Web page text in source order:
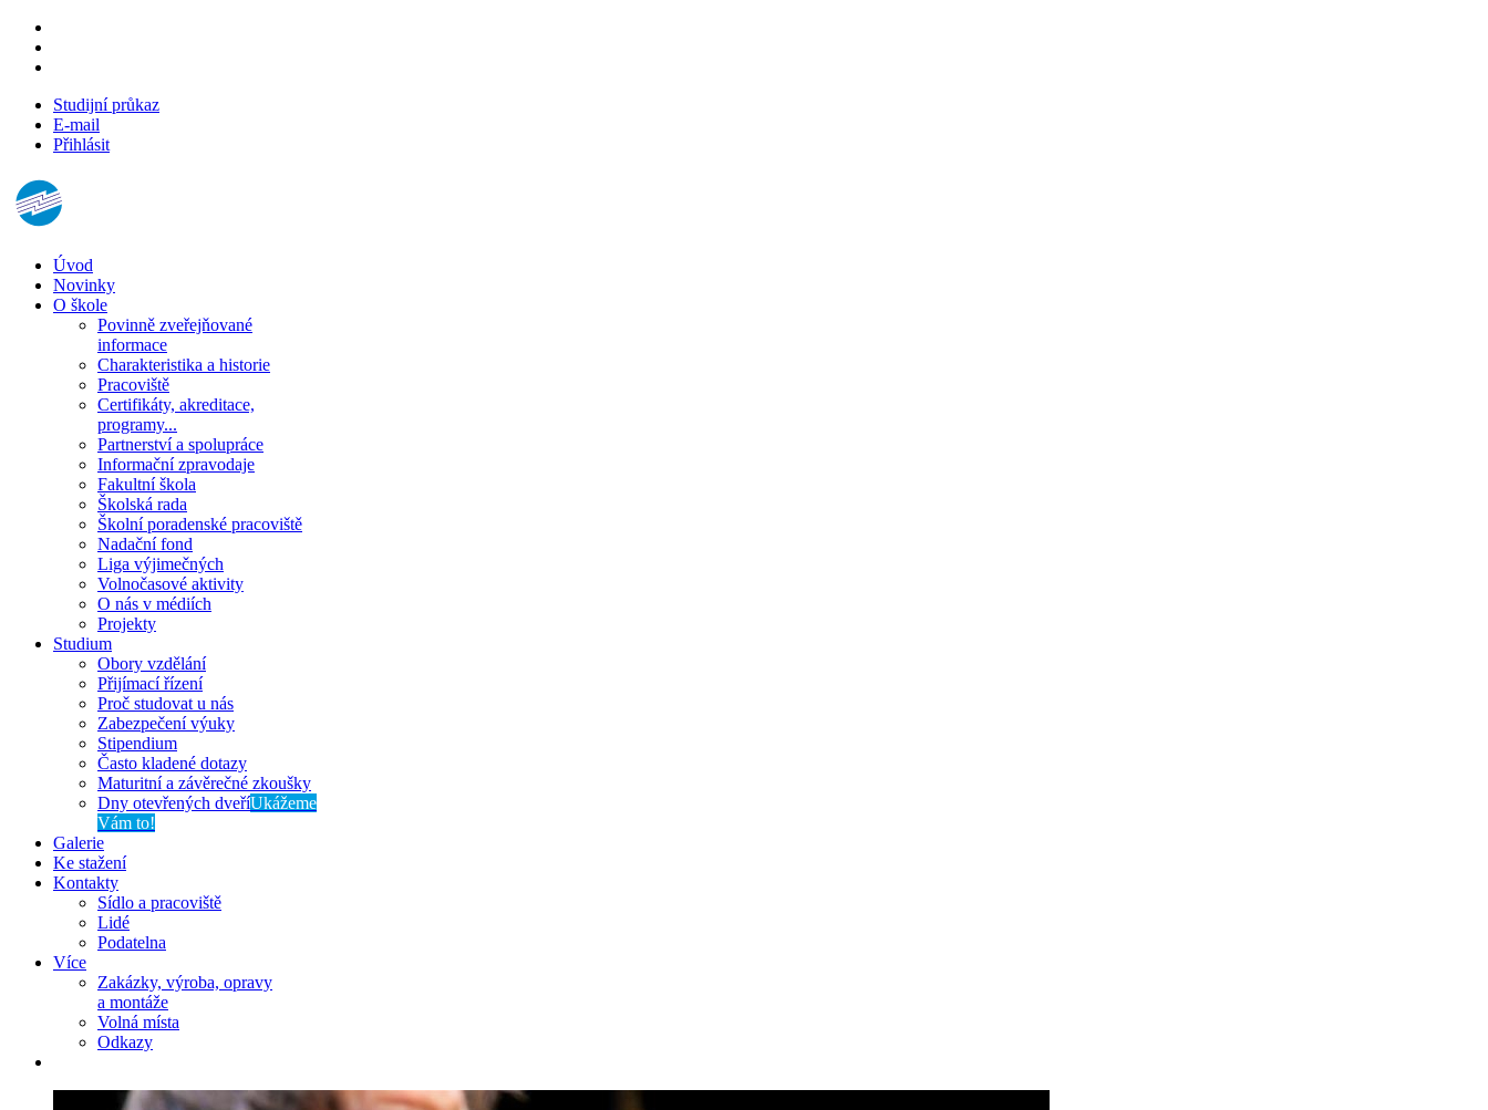
Studijní průkaz
E-mail
Přihlásit
Úvod
Novinky
O škole
Povinně zveřejňované
informace
Charakteristika a historie
Pracoviště
Certifikáty, akreditace,
programy...
Partnerství a spolupráce
Informační zpravodaje
Fakultní škola
Školská rada
Školní poradenské pracoviště
Nadační fond
Liga výjimečných
Volnočasové aktivity
O nás v médiích
Projekty
Studium
Obory vzdělání
Přijímací řízení
Proč studovat u nás
Zabezpečení výuky
Stipendium
Často kladené dotazy
Maturitní a závěrečné zkoušky
Dny otevřených dveříUkážeme
Vám to!
Galerie
Ke stažení
Kontakty
Sídlo a pracoviště
Lidé
Podatelna
Více
Zakázky, výroba, opravy
a montáže
Volná místa
Odkazy